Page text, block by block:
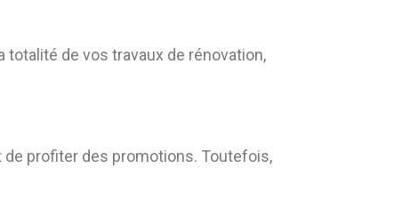
de vos travaux de rénovation,
profiter des promotions. Toutefois,